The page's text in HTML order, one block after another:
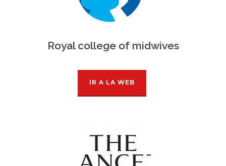
Royal college of midwives
IR A LA WEB